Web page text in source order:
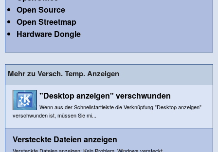
Open Source
Open Streetmap
Hardware Dongle
Mehr zu Versch. Temp. Anzeigen
"Desktop anzeigen" verschwunden
Wenn aus der Schnellstartleiste die Verknüpfung "Desktop anzeigen"
verschwunden ist, müssen Sie mi...
Versteckte Dateien anzeigen
Versteckte Dateien anzeigen: Kein Problem. Windows versteckt...